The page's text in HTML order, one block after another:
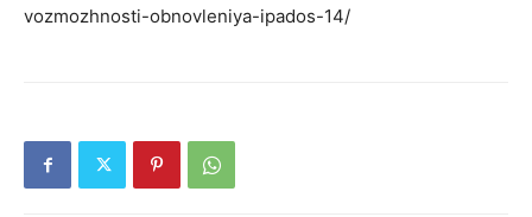
vozmozhnosti-obnovleniya-ipados-14/